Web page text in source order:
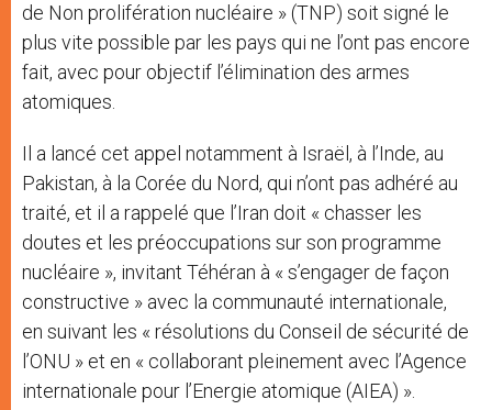
de Non prolifération nucléaire » (TNP) soit signé le
plus vite possible par les pays qui ne l’ont pas encore
fait, avec pour objectif l’élimination des armes
atomiques.
Il a lancé cet appel notamment à Israël, à l’Inde, au
Pakistan, à la Corée du Nord, qui n’ont pas adhéré au
traité, et il a rappelé que l’Iran doit « chasser les
doutes et les préoccupations sur son programme
nucléaire », invitant Téhéran à « s’engager de façon
constructive » avec la communauté internationale,
en suivant les « résolutions du Conseil de sécurité de
l’ONU » et en « collaborant pleinement avec l’Agence
internationale pour l’Energie atomique (AIEA) ».